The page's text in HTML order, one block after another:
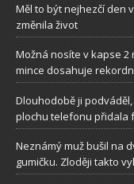
Měl to být nejhezčí den
změnila život
Možná nosíte v kapse 2
mince dosahuje
Dlouhodobě ji
plochu telefonu přidala
Neznámý muž bušil na
gumičku. Zloději takto